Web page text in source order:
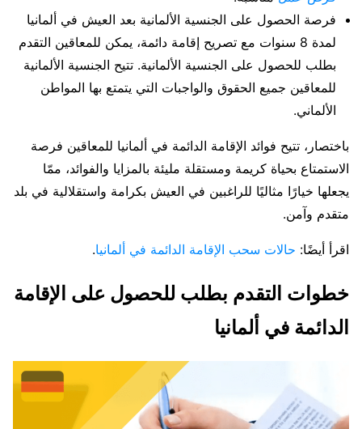
فرصة الحصول على الجنسية الألمانية بعد العيش في ألمانيا
لمدة 8 سنوات مع تصريح إقامة دائمة، يمكن للمعاقين التقدم
بطلب للحصول على الجنسية الألمانية. تتيح الجنسية الألمانية
للمعاقين جميع الحقوق والواجبات التي يتمتع بها المواطن
الألماني.
باختصار، تتيح فوائد الإقامة الدائمة في ألمانيا للمعاقين فرصة
الاستمتاع بحياة كريمة ومستقلة مليئة بالمزايا والفوائد، ممّا
يجعلها خيارًا مثاليًا للراغبين في العيش بكرامة واستقلالية في بلد
متقدم وآمن.
اقرأ أيضًا: حالات سحب الإقامة الدائمة في ألمانيا.
خطوات التقدم بطلب للحصول على الإقامة
الدائمة في ألمانيا